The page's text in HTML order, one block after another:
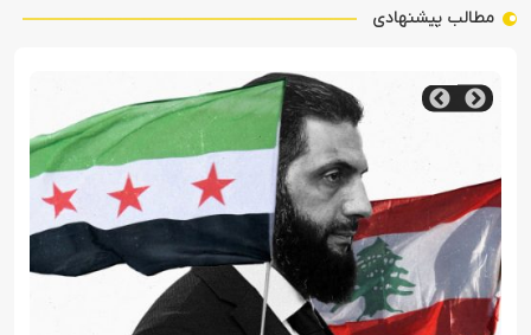
مطالب پیشنهادی